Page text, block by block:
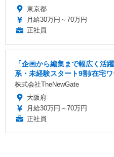
東京都
月給30万円～70万円
正社員
「企画から編集まで幅広く活
系・未経験スタート9割/在宅ワ
株式会社TheNewGate
大阪府
月給30万円～70万円
正社員